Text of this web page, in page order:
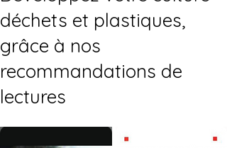
déchets et plastiques,
grâce à nos
recommandations de
lectures